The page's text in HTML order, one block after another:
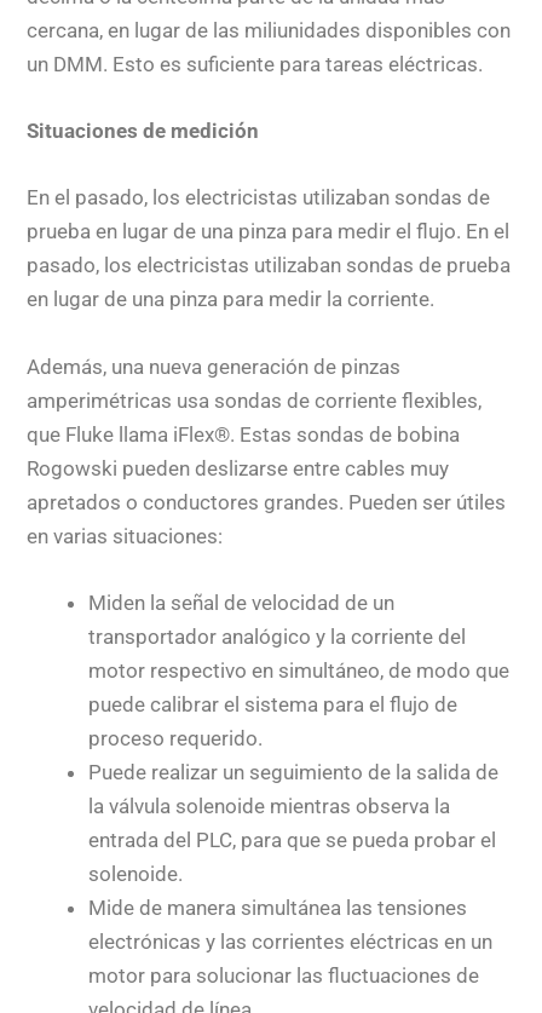
cercana, en lugar de las miliunidades disponibles con
un DMM. Esto es suficiente para tareas eléctricas.
Situaciones de medición
En el pasado, los electricistas utilizaban sondas de
prueba en lugar de una pinza para medir el flujo. En el
pasado, los electricistas utilizaban sondas de prueba
en lugar de una pinza para medir la corriente.
Además, una nueva generación de pinzas
amperimétricas usa sondas de corriente flexibles,
que Fluke llama iFlex®. Estas sondas de bobina
Rogowski pueden deslizarse entre cables muy
apretados o conductores grandes. Pueden ser útiles
en varias situaciones:
Miden la señal de velocidad de un
transportador analógico y la corriente del
motor respectivo en simultáneo, de modo que
puede calibrar el sistema para el flujo de
proceso requerido.
Puede realizar un seguimiento de la salida de
la válvula solenoide mientras observa la
entrada del PLC, para que se pueda probar el
solenoide.
Mide de manera simultánea las tensiones
electrónicas y las corrientes eléctricas en un
motor para solucionar las fluctuaciones de